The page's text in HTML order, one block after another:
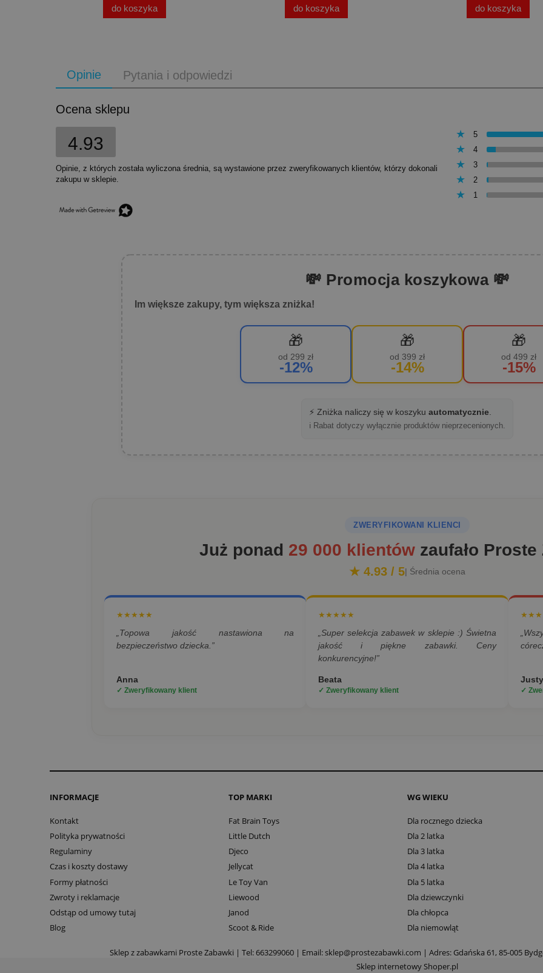
do koszyka do koszyka do koszyka
Opinie Pytania i odpowiedzi
Ocena sklepu
4.93
Opinie, z których została wyliczona średnia, są wystawione przez zweryfikowanych klientów, którzy dokonali
zakupu w sklepie.
5
4
3
2
1
💸 Promocja koszykowa 💸
Im większe zakupy, tym większa zniżka!
🎁
od 299 zł
-12%
🎁
od 399 zł
-14%
🎁
od 499 zł
-15%
⚡ Zniżka naliczy się w koszyku automatycznie.
ℹ️ Rabat dotyczy wyłącznie produktów nieprzecenionych.
ZWERYFIKOWANI KLIENCI
Już ponad 29 000 klientów zaufało
★ 4.93 / 5| Średnia ocena
★★★★★
„Topowa jakość nastawiona na
bezpieczeństwo dziecka.”
Anna
✓ Zweryfikowany klient
★★★★★
„Super selekcja zabawek w sklepie :) Świetna
jakość i piękne zabawki. Ceny
konkurencyjne!”
Beata
✓ Zweryfikowany klient ✓
INFORMACJE
Kontakt
Polityka prywatności
Regulaminy
Czas i koszty dostawy
Formy płatności
Zwroty i reklamacje
Odstąp od umowy tutaj
Blog
TOP MARKI
Fat Brain Toys
Little Dutch
Djeco
Jellycat
Le Toy Van
Liewood
Janod
Scoot & Ride
WG WIEKU
Dla rocznego dziecka
Dla 2 latka
Dla 3 latka
Dla 4 latka
Dla 5 latka
Dla dziewczynki
Dla chłopca
Dla niemowląt
Sklep z zabawkami Proste Zabawki | Tel:663299060| Email:sklep@prostezabawki.com | Adres: Gdańska 61, 85-005
Sklep internetowy Shoper.pl